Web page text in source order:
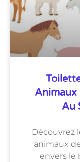
Animaux
Au
Découvrez
animaux
envers le